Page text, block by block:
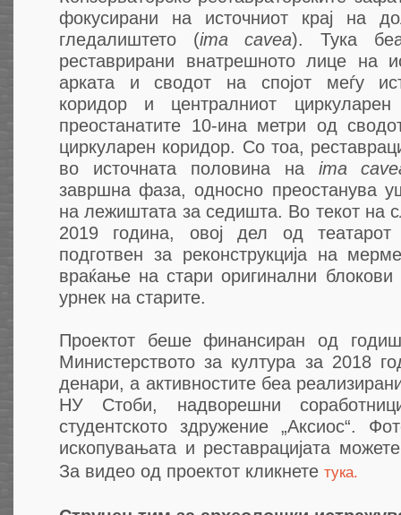
фокусирани на источниот крај на
гледалиштето (ima cavea). Тука
реставрирани внатрешното лице на
арката и сводот на спојот меѓу
коридор и централниот
преостанатите 10-ина метри од
циркуларен коридор. Со тоа,
во источната половина на ima
завршна фаза, односно преостанува
на лежиштата за седишта. Во текот на
2019 година, овој дел од
подготвен за реконструкција на
враќање на стари оригинални
урнек на старите.
Проектот беше финансиран од
Министерството за култура за 2018
денари, а активностите беа
НУ Стоби, надворешни
студентското здружение „Аксиос“.
ископувањата и реставрацијата
За видео од проектот кликнете тука.